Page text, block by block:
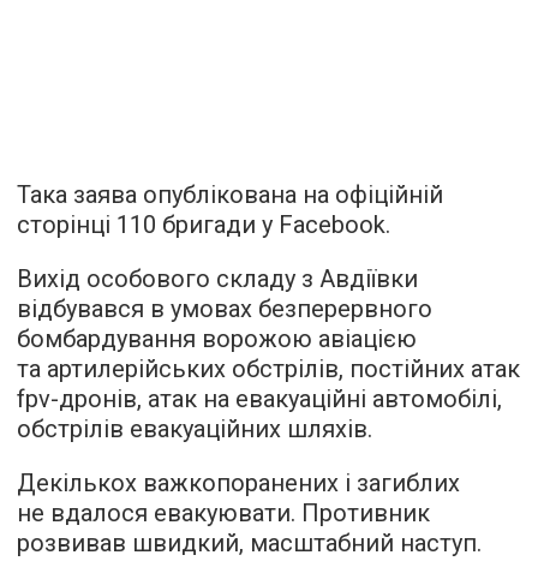
Така заява опублікована на офіційній
сторінці 110 бригади у Facebook.
Вихід особового складу з Авдіївки
відбувався в умовах безперервного
бомбардування ворожою авіацією
та артилерійських обстрілів, постійних атак
fpv-дронів, атак на евакуаційні автомобілі,
обстрілів евакуаційних шляхів.
Декількох важкопоранених і загиблих
не вдалося евакуювати. Противник
розвивав швидкий, масштабний наступ.